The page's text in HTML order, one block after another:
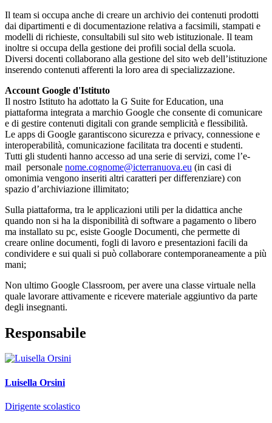
Il team si occupa anche di creare un archivio dei contenuti prodotti
dai dipartimenti e di documentazione relativa a facsimili, stampati e
modelli di richieste, consultabili sul sito web istituzionale. Il team
inoltre si occupa della gestione dei profili social della scuola.
Diversi docenti collaborano alla gestione del sito web dell’istituzione
inserendo contenuti afferenti la loro area di specializzazione.
Account Google d'Istituto
Il nostro Istituto ha adottato la G Suite for Education, una
piattaforma integrata a marchio Google che consente di comunicare
e di gestire contenuti digitali con grande semplicità e flessibilità.
Le apps di Google garantiscono sicurezza e privacy, connessione e
interoperabilità, comunicazione facilitata tra docenti e studenti.
Tutti gli studenti hanno accesso ad una serie di servizi, come l’e-
mail personale nome.cognome@icterranuova.eu (in casi di
omonimia vengono inseriti altri caratteri per differenziare) con
spazio d’archiviazione illimitato;
Sulla piattaforma, tra le applicazioni utili per la didattica anche
quando non si ha la disponibilità di software a pagamento o libero
ma installato su pc, esiste Google Documenti, che permette di
creare online documenti, fogli di lavoro e presentazioni facili da
condividere e sui quali si può collaborare contemporaneamente a più
mani;
Non ultimo Google Classroom, per avere una classe virtuale nella
quale lavorare attivamente e ricevere materiale aggiuntivo da parte
degli insegnanti.
Responsabile
Luisella Orsini
Dirigente scolastico